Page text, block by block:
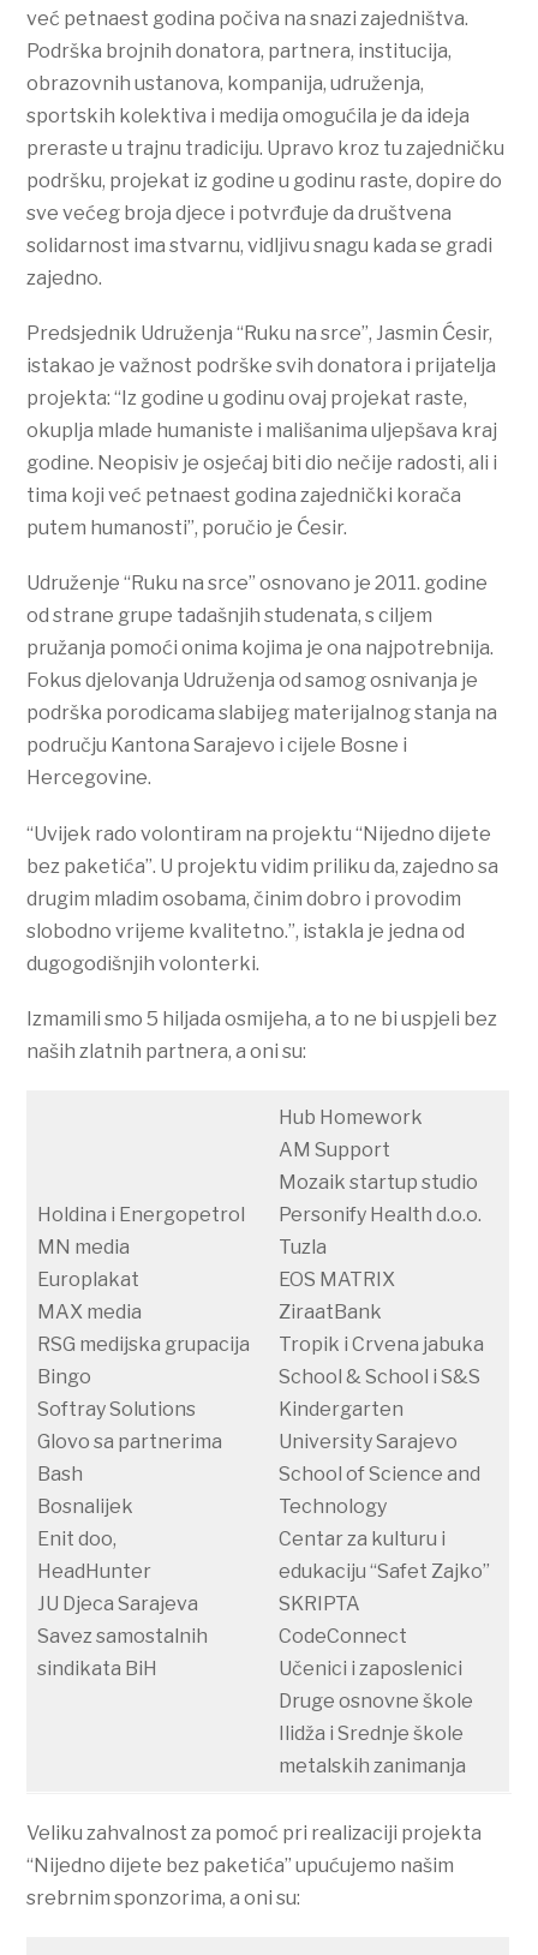
već petnaest godina počiva na snazi zajedništva.
Podrška brojnih donatora, partnera, institucija,
obrazovnih ustanova, kompanija, udruženja,
sportskih kolektiva i medija omogućila je da ideja
preraste u trajnu tradiciju. Upravo kroz tu zajedničku
podršku, projekat iz godine u godinu raste, dopire do
sve većeg broja djece i potvrđuje da društvena
solidarnost ima stvarnu, vidljivu snagu kada se gradi
zajedno.
Predsjednik Udruženja “Ruku na srce”, Jasmin Ćesir,
istakao je važnost podrške svih donatora i prijatelja
projekta: “Iz godine u godinu ovaj projekat raste,
okuplja mlade humaniste i mališanima uljepšava kraj
godine. Neopisiv je osjećaj biti dio nečije radosti, ali i
tima koji već petnaest godina zajednički korača
putem humanosti”, poručio je Ćesir.
Udruženje “Ruku na srce” osnovano je 2011. godine
od strane grupe tadašnjih studenata, s ciljem
pružanja pomoći onima kojima je ona najpotrebnija.
Fokus djelovanja Udruženja od samog osnivanja je
podrška porodicama slabijeg materijalnog stanja na
području Kantona Sarajevo i cijele Bosne i
Hercegovine.
“Uvijek rado volontiram na projektu “Nijedno dijete
bez paketića”. U projektu vidim priliku da, zajedno sa
drugim mladim osobama, činim dobro i provodim
slobodno vrijeme kvalitetno.”, istakla je jedna od
dugogodišnjih volonterki.
Izmamili smo 5 hiljada osmijeha, a to ne bi uspjeli bez
naših zlatnih partnera, a oni su:
Holdina i Energopetrol
MN media
Europlakat
MAX media
RSG medijska grupacija
Bingo
Softray Solutions
Glovo sa partnerima
Bash
Bosnalijek
Enit doo,
HeadHunter
JU Djeca Sarajeva
Savez samostalnih
sindikata BiH
Hub Homework
AM Support
Mozaik startup studio
Personify Health d.o.o.
Tuzla
EOS MATRIX
ZiraatBank
Tropik i Crvena jabuka
School & School i S&S
Kindergarten
University Sarajevo
School of Science and
Technology
Centar za kulturu i
edukaciju “Safet Zajko”
SKRIPTA
CodeConnect
Učenici i zaposlenici
Druge osnovne škole
Ilidža i Srednje škole
metalskih zanimanja
Veliku zahvalnost za pomoć pri realizaciji projekta
“Nijedno dijete bez paketića” upućujemo našim
srebrnim sponzorima, a oni su: